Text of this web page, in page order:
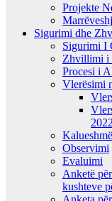
Projekte
Sigurimi dhe
Sigurimi I
Zhvillimi i
Procesi i
Vlerësimi
Observimi
Evaluimi
Anketë
kushteve